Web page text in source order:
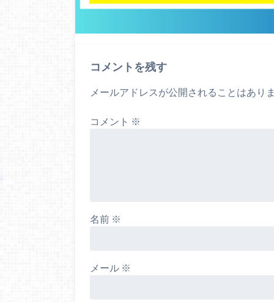
コメントを残す
メールアドレスが公開されることはあり
コメント ※
名前 ※
メール ※